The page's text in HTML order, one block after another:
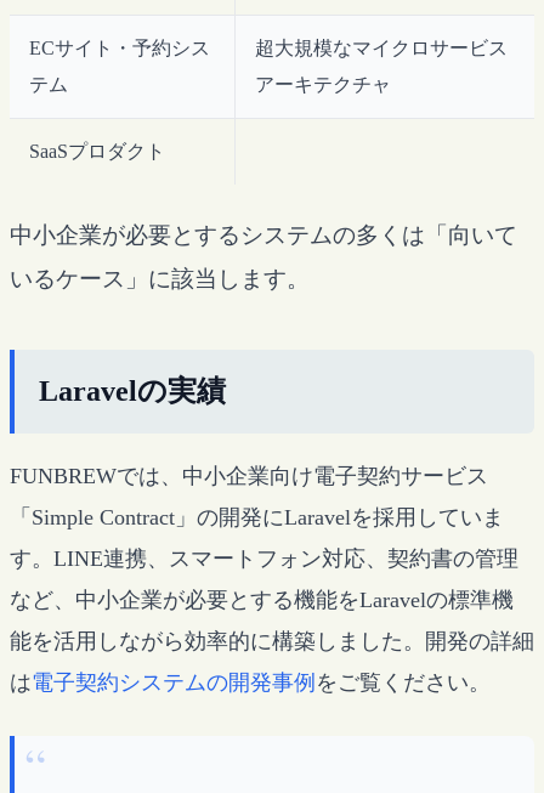
ECサイト・予約シス
テム
超大規模なマイクロサービス
アーキテクチャ
SaaSプロダクト
中小企業が必要とするシステムの多くは「向いて
いるケース」に該当します。
Laravelの実績
FUNBREWでは、中小企業向け電子契約サービス
「Simple Contract」の開発にLaravelを採用していま
す。LINE連携、スマートフォン対応、契約書の管理
など、中小企業が必要とする機能をLaravelの標準機
能を活用しながら効率的に構築しました。開発の詳細
は電子契約システムの開発事例 をご覧ください。